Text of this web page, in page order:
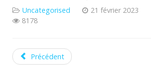
Uncategorised
21 février 2023
8178
Précédent